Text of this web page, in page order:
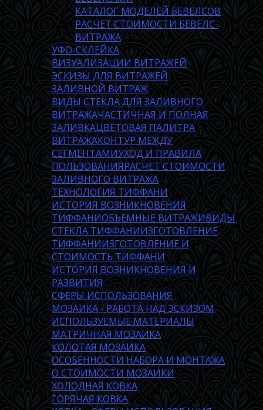
КАТАЛОГ МОДЕЛЕЙ БЕВЕЛСОВ
РАСЧЕТ СТОИМОСТИ БЕВЕЛС-
ВИТРАЖА
УФО-СКЛЕЙКА
ВИЗУАЛИЗАЦИИ ВИТРАЖЕЙ
ЭСКИЗЫ ДЛЯ ВИТРАЖЕЙ
ЗАЛИВНОЙ ВИТРАЖ
ВИДЫ СТЕКЛА ДЛЯ ЗАЛИВНОГО
ВИТРАЖАЧАСТИЧНАЯ И ПОЛНАЯ
ЗАЛИВКАЦВЕТОВАЯ ПАЛИТРА
ВИТРАЖАКОНТУР МЕЖДУ
СЕГМЕНТАМИУХОД И ПРАВИЛА
ПОЛЬЗОВАНИЯРАСЧЕТ СТОИМОСТИ
ЗАЛИВНОГО ВИТРАЖА
ТЕХНОЛОГИЯ ТИФФАНИ
ИСТОРИЯ ВОЗНИКНОВЕНИЯ
ТИФФАНИОБЪЕМНЫЕ ВИТРАЖИВИДЫ
СТЕКЛА ТИФФАНИИЗГОТОВЛЕНИЕ
ТИФФАНИИЗГОТОВЛЕНИЕ И
СТОИМОСТЬ ТИФФАНИ
ИСТОРИЯ ВОЗНИКНОВЕНИЯ И
РАЗВИТИЯ
СФЕРЫ ИСПОЛЬЗОВАНИЯ
МОЗАИКА - РАБОТА НАД ЭСКИЗОМ
ИСПОЛЬЗУЕМЫЕ МАТЕРИАЛЫ
МАТРИЧНАЯ МОЗАИКА
КОЛОТАЯ МОЗАИКА
ОСОБЕННОСТИ НАБОРА И МОНТАЖА
О СТОИМОСТИ МОЗАИКИ
ХОЛОДНАЯ КОВКА
ГОРЯЧАЯ КОВКА